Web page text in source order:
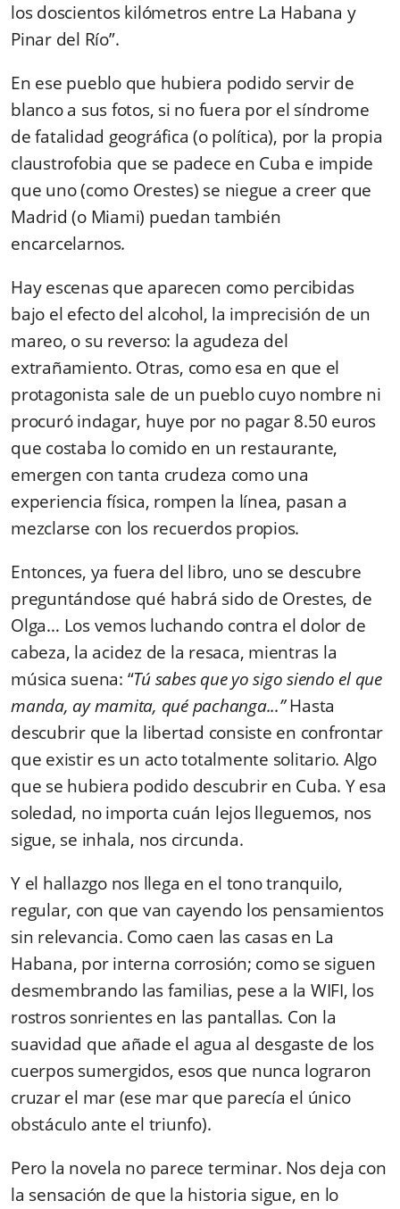
los doscientos kilómetros entre La Habana y
Pinar del Río”.
En ese pueblo que hubiera podido servir de
blanco a sus fotos, si no fuera por el síndrome
de fatalidad geográfica (o política), por la propia
claustrofobia que se padece en Cuba e impide
que uno (como Orestes) se niegue a creer que
Madrid (o Miami) puedan también
encarcelarnos.
Hay escenas que aparecen como percibidas
bajo el efecto del alcohol, la imprecisión de un
mareo, o su reverso: la agudeza del
extrañamiento. Otras, como esa en que el
protagonista sale de un pueblo cuyo nombre ni
procuró indagar, huye por no pagar 8.50 euros
que costaba lo comido en un restaurante,
emergen con tanta crudeza como una
experiencia física, rompen la línea, pasan a
mezclarse con los recuerdos propios.
Entonces, ya fuera del libro, uno se descubre
preguntándose qué habrá sido de Orestes, de
Olga… Los vemos luchando contra el dolor de
cabeza, la acidez de la resaca, mientras la
música suena: “Tú sabes que yo sigo siendo el que
manda, ay mamita, qué pachanga...”Hasta
descubrir que la libertad consiste en confrontar
que existir es un acto totalmente solitario. Algo
que se hubiera podido descubrir en Cuba. Y esa
soledad, no importa cuán lejos lleguemos, nos
sigue, se inhala, nos circunda.
Y el hallazgo nos llega en el tono tranquilo,
regular, con que van cayendo los pensamientos
sin relevancia. Como caen las casas en La
Habana, por interna corrosión; como se siguen
desmembrando las familias, pese a la WIFI, los
rostros sonrientes en las pantallas. Con la
suavidad que añade el agua al desgaste de los
cuerpos sumergidos, esos que nunca lograron
cruzar el mar (ese mar que parecía el único
obstáculo ante el triunfo).
Pero la novela no parece terminar. Nos deja con
la sensación de que la historia sigue, en lo